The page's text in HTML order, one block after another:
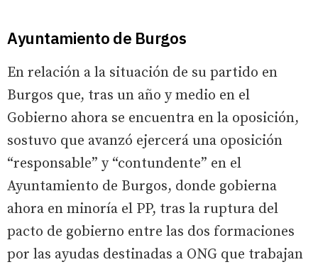
Ayuntamiento de Burgos
En relación a la situación de su partido en
Burgos que, tras un año y medio en el
Gobierno ahora se encuentra en la oposición,
sostuvo que avanzó ejercerá una oposición
“responsable” y “contundente” en el
Ayuntamiento de Burgos, donde gobierna
ahora en minoría el PP, tras la ruptura del
pacto de gobierno entre las dos formaciones
por las ayudas destinadas a ONG que trabajan